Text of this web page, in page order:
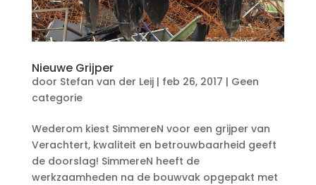
Nieuwe Grijper
door Stefan van der Leij| feb 26, 2017 | Geen
categorie
Wederom kiest SimmereN voor een grijper van
Verachtert, kwaliteit en betrouwbaarheid geeft
de doorslag! SimmereN heeft de
werkzaamheden na de bouwvak opgepakt met